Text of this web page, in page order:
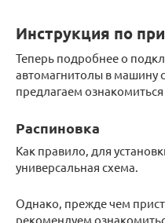
Инструкция по
Теперь подробнее о
автомагнитолы в машину
предлагаем
Распиновка
Как правило, для
универсальная схема.
Однако, прежде чем
рекомендуем